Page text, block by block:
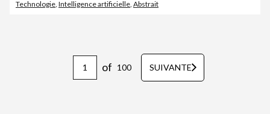
Technologie Intelligence artificielle Abstrait
of 100 SUIVANTE